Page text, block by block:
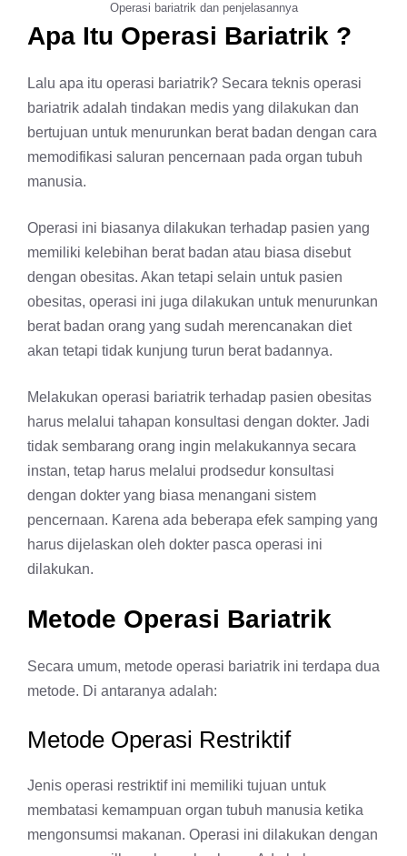
Operasi bariatrik dan penjelasannya
Apa Itu Operasi Bariatrik ?
Lalu apa itu operasi bariatrik? Secara teknis operasi
bariatrik adalah tindakan medis yang dilakukan dan
bertujuan untuk menurunkan berat badan dengan cara
memodifikasi saluran pencernaan pada organ tubuh
manusia.
Operasi ini biasanya dilakukan terhadap pasien yang
memiliki kelebihan berat badan atau biasa disebut
dengan obesitas. Akan tetapi selain untuk pasien
obesitas, operasi ini juga dilakukan untuk menurunkan
berat badan orang yang sudah merencanakan diet
akan tetapi tidak kunjung turun berat badannya.
Melakukan operasi bariatrik terhadap pasien obesitas
harus melalui tahapan konsultasi dengan dokter. Jadi
tidak sembarang orang ingin melakukannya secara
instan, tetap harus melalui prodsedur konsultasi
dengan dokter yang biasa menangani sistem
pencernaan. Karena ada beberapa efek samping yang
harus dijelaskan oleh dokter pasca operasi ini
dilakukan.
Metode Operasi Bariatrik
Secara umum, metode operasi bariatrik ini terdapa dua
metode. Di antaranya adalah:
Metode Operasi Restriktif
Jenis operasi restriktif ini memiliki tujuan untuk
membatasi kemampuan organ tubuh manusia ketika
mengonsumsi makanan. Operasi ini dilakukan dengan